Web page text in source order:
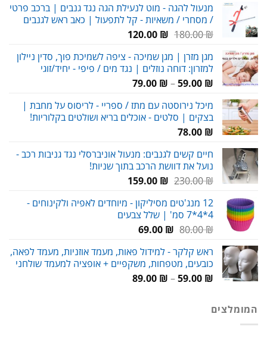
היה:
80.00 ₪.
הוא:
59.00 ₪.
מנעול להגה - מוט לנעילת הגה נגד גנבים | ברכב פרטי
/ מסחרי / משאיות - קל לתפעול | כאב ראש לגנבים
180.00₪
המחיר
היה:
180.00 ₪.
120.00 ₪
המחיר
הוא:
120.00 ₪.
מגן מזרן | מגן שמיכה - ציפה לשמיכת פוך, סדין ניילון
למזרון: דוחה נוזלים | נגד מים / פיפי - יחיד/זוגי
59.00 ₪
–
79.00 ₪
טווח
עד
מיכל נירוסטה עם מתז / ספריי - לריסוס על מחבת |
בצקים | סלטים - אוכלים בריא ושולטים בקלוריות!
78.00 ₪
חיים קשים לגנבים: מנעול אוניברסלי נגד גניבות רכב -
נועל את דוושת הרכב בתוך שניות!
230.00₪
המחיר
היה:
230.00 ₪.
159.00 ₪
המחיר
הוא:
159.00 ₪.
12 מנג'טים מסיליקון - מיוחדים לאפיה ולקינוחים -
4*4*7 סמ' | שלל צבעים
80.00₪
המחיר
היה:
80.00 ₪.
69.00 ₪
המחיר
הוא:
69.00 ₪.
ראש קלקר - למידול פאות, מעמד אוזניות, מעמד לפאה,
כובעים, מטפחות, משקפיים + אופציה למעמד שולחני
59.00 ₪
–
89.00 ₪
טווח
המומלצים